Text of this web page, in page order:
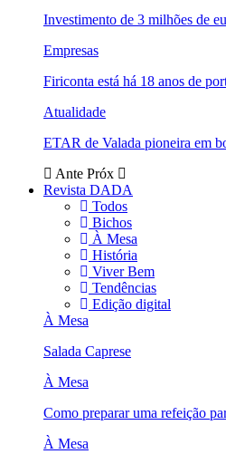
Investimento de 3 milhões de
Empresas
Firiconta está há 18 anos de
Atualidade
ETAR de Valada pioneira em
Ante Próx
Revista DADA
Todos
Bichos
À Mesa
História
Viver Bem
Tendências
Edição digital
À Mesa
Salada Caprese
À Mesa
Como preparar uma refeição
À Mesa